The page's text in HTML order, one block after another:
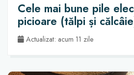
Cele mai bune pile
picioare (tălpi și
Actualizat: acum 11 zile